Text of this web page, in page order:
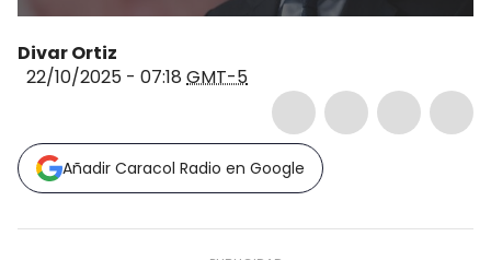
Divar Ortiz
22/10/2025 - 07:18 GMT-5
Añadir Caracol Radio en Google